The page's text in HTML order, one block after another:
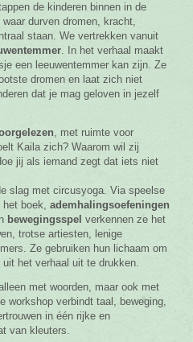
de kinderen binnen in de
durven dromen, kracht,
staan. We vertrekken vanuit
. In het verhaal maakt
een leeuwentemmer kan zijn. Ze
dromen en laat zich niet
dat je mag geloven in jezelf
, met ruimte voor
Kaila zich? Waarom wil zij
jij als iemand zegt dat iets niet
slag met circusyoga. Via speelse
het boek, ademhalingsoefeningen
bewegingsspel verkennen ze het
trotse artiesten, lenige
Ze gebruiken hun lichaam om
het verhaal uit te drukken.
met woorden, maar ook met
workshop verbindt taal, beweging,
in één rijke en
van kleuters.